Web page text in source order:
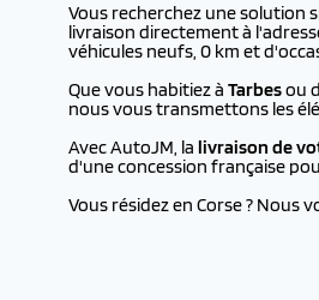
Vous recherchez une solution
livraison directement à
véhicules neufs, 0 km et
Que vous habitiez à Tarbesou
nous vous transmettons les
Avec AutoJM, la livraison de
d'une concession française
Vous résidez en Corse ? Nous